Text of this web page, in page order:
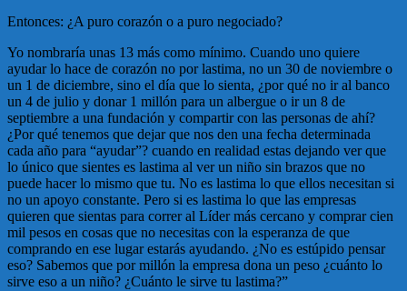
Entonces: ¿A puro corazón o a puro negociado?
Yo nombraría unas 13 más como mínimo. Cuando uno quiere
ayudar lo hace de corazón no por lastima, no un 30 de noviembre o
un 1 de diciembre, sino el día que lo sienta, ¿por qué no ir al banco
un 4 de julio y donar 1 millón para un albergue o ir un 8 de
septiembre a una fundación y compartir con las personas de ahí?
¿Por qué tenemos que dejar que nos den una fecha determinada
cada año para “ayudar”? cuando en realidad estas dejando ver que
lo único que sientes es lastima al ver un niño sin brazos que no
puede hacer lo mismo que tu. No es lastima lo que ellos necesitan si
no un apoyo constante. Pero si es lastima lo que las empresas
quieren que sientas para correr al Líder más cercano y comprar cien
mil pesos en cosas que no necesitas con la esperanza de que
comprando en ese lugar estarás ayudando. ¿No es estúpido pensar
eso? Sabemos que por millón la empresa dona un peso ¿cuánto lo
sirve eso a un niño? ¿Cuánto le sirve tu lastima?”